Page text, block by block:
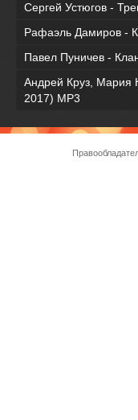
Сергей Устюгов -
Рафаэль Дамиров -
Павел Пуничев -
Андрей Круз, Мария
2017) МР3